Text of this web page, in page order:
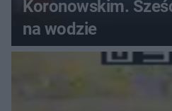
Koronowskim.
na wodzie